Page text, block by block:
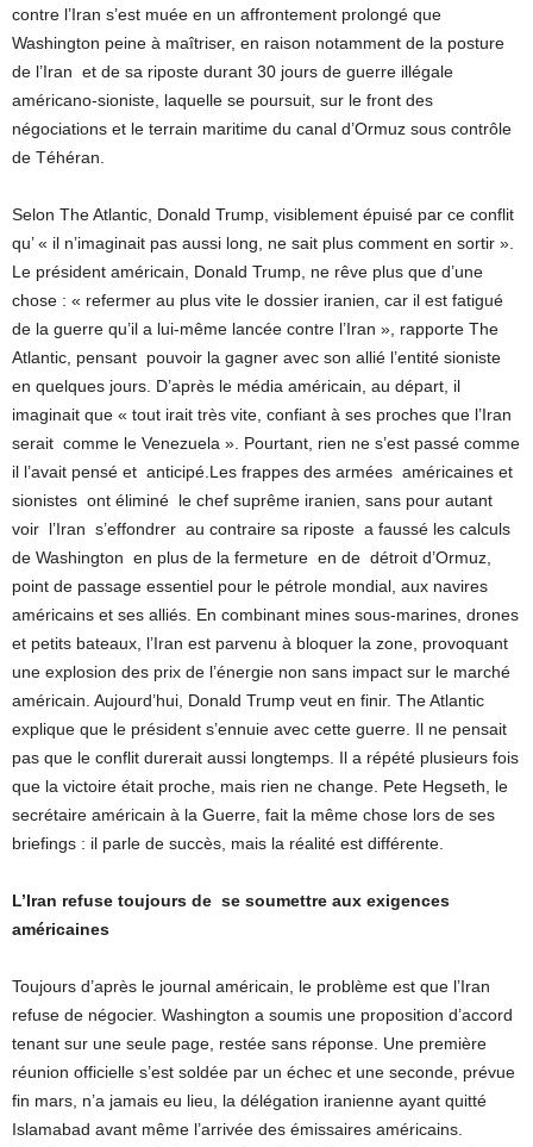
contre l’Iran s’est muée en un affrontement prolongé que
Washington peine à maîtriser, en raison notamment de la posture
de l’Iran et de sa riposte durant 30 jours de guerre illégale
américano-sioniste, laquelle se poursuit, sur le front des
négociations et le terrain maritime du canal d’Ormuz sous contrôle
de Téhéran.
Selon The Atlantic, Donald Trump, visiblement épuisé par ce conflit
qu’ « il n’imaginait pas aussi long, ne sait plus comment en sortir ».
Le président américain, Donald Trump, ne rêve plus que d’une
chose : « refermer au plus vite le dossier iranien, car il est fatigué
de la guerre qu’il a lui-même lancée contre l’Iran », rapporte The
Atlantic, pensant pouvoir la gagner avec son allié l’entité sioniste
en quelques jours. D’après le média américain, au départ, il
imaginait que « tout irait très vite, confiant à ses proches que l’Iran
serait comme le Venezuela ». Pourtant, rien ne s’est passé comme
il l’avait pensé et anticipé.Les frappes des armées américaines et
sionistes ont éliminé le chef suprême iranien, sans pour autant
voir l’Iran s’effondrer au contraire sa riposte a faussé les calculs
de Washington en plus de la fermeture en de détroit d’Ormuz,
point de passage essentiel pour le pétrole mondial, aux navires
américains et ses alliés. En combinant mines sous-marines, drones
et petits bateaux, l’Iran est parvenu à bloquer la zone, provoquant
une explosion des prix de l’énergie non sans impact sur le marché
américain. Aujourd’hui, Donald Trump veut en finir. The Atlantic
explique que le président s’ennuie avec cette guerre. Il ne pensait
pas que le conflit durerait aussi longtemps. Il a répété plusieurs fois
que la victoire était proche, mais rien ne change. Pete Hegseth, le
secrétaire américain à la Guerre, fait la même chose lors de ses
briefings : il parle de succès, mais la réalité est différente.
L’Iran refuse toujours de se soumettre aux exigences
américaines
Toujours d’après le journal américain, le problème est que l’Iran
refuse de négocier. Washington a soumis une proposition d’accord
tenant sur une seule page, restée sans réponse. Une première
réunion officielle s’est soldée par un échec et une seconde, prévue
fin mars, n’a jamais eu lieu, la délégation iranienne ayant quitté
Islamabad avant même l’arrivée des émissaires américains.